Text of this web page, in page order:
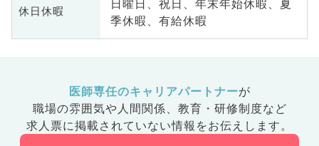
休日休暇
日曜日、祝日、年末年始休暇、夏
季休暇、有給休暇
医師専任のキャリアパートナーが
職場の雰囲気や人間関係、 教育・研修制度など
求人票に掲載されていない情報をお伝えします。